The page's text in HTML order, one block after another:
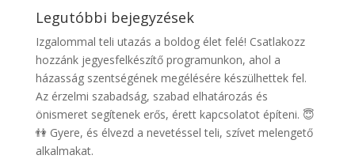
Legutóbbi bejegyzések
Izgalommal teli utazás a boldog élet felé! Csatlakozz
hozzánk jegyesfelkészítő programunkon, ahol a
házasság szentségének megélésére készülhettek fel.
Az érzelmi szabadság, szabad elhatározás és
önismeret segítenek erős, érett kapcsolatot építeni. 😇
👫 Gyere, és élvezd a nevetéssel teli, szívet melengető
alkalmakat.